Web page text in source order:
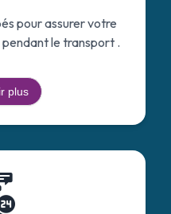
pour assurer votre
le transport .
plus